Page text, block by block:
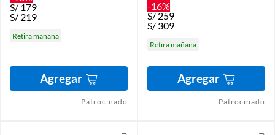
S/179
S/ 219
Retira mañana
Agregar
Patrocinado
-16%
S/259
S/ 309
Retira mañana
Agregar
Patrocinado